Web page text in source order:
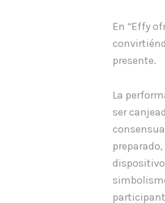
En “Effy
presente.
La
ser